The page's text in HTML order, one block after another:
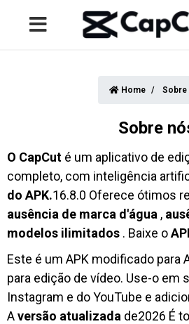
Home Sobre
Sobre
O CapCut é um aplicativo de
completo, com inteligência
do APK.16.8.0 Oferece ótimos
ausência de marca d'água ,
modelos ilimitados . Baixe o
Este é um APK modificado para
para edição de vídeo. Use-o em
Instagram e do YouTube e
Aversão atualizada de2026 É